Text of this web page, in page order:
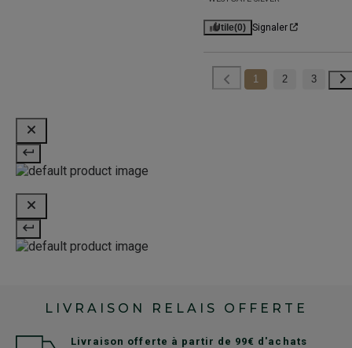
Utile(0) Signaler
1 2 3
LIVRAISON RELAIS OFFERTE
Livraison offerte à partir de 99€ d'achats